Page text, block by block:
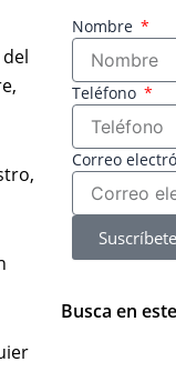
Nombre
Teléfono
Correo
Busca en